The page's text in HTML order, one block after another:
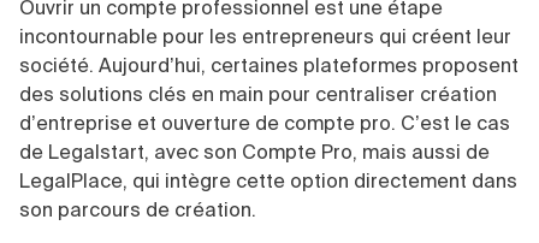
Ressources
Simulateur de choix de forme juridique
Calcul de charges sociales
Estimation du coût de création
Calcul d'éligibilité à l'ACRE
Vérification de la disponibilité du nom d'entreprise
Gestion comptable
Approbation des comptes
Dépôt de marque
Recherche d'antériorité
Protection des créations
Confidentialité de l'adresse du dirigeant
Fermer son entreprise
Vente en ligne
Services aux entreprises
Construction/travaux
Restauration
Commerce
Transport
Autres
Par fonctionnalité
Fiches auto-entrepreneur
Fiches association
Toutes les fiches sur la création
Autres démarches
Gestion d’entreprise
Fermeture d’entreprise
Exercice d’un métier
Recouvrement de factures
Ouvrir un compte professionnel est une étape
incontournable pour les entrepreneurs qui créent leur
société. Aujourd’hui, certaines plateformes proposent
des solutions clés en main pour centraliser création
d’entreprise et ouverture de compte pro. C’est le cas
de Legalstart, avec son Compte Pro, mais aussi de
LegalPlace, qui intègre cette option directement dans
son parcours de création.